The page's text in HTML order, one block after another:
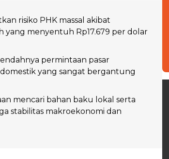
risiko PHK massal akibat
yang menyentuh Rp17.679 per dolar
permintaan pasar
yang sangat bergantung
mencari bahan baku lokal serta
stabilitas makroekonomi dan